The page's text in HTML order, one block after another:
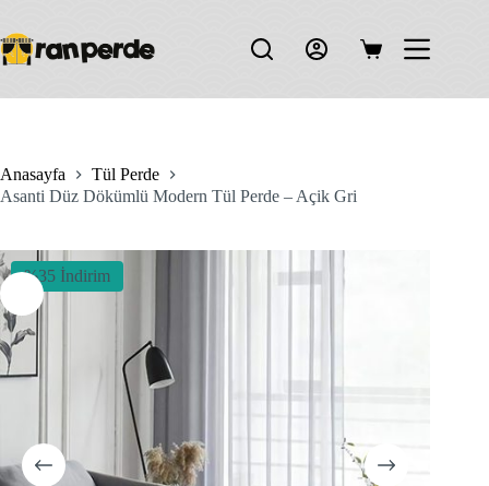
content
Shopping
Anasayfa
Tül Perde
Asanti Düz Dökümlü Modern Tül Perde – Açik Gri
%35 İndirim